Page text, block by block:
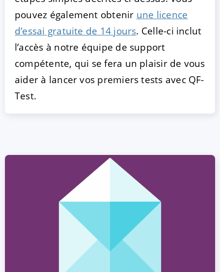
pouvez également obtenir une licence
d’essai gratuite de 14 jours. Celle-ci inclut
l’accès à notre équipe de support
compétente, qui se fera un plaisir de vous
aider à lancer vos premiers tests avec QF-
Test.